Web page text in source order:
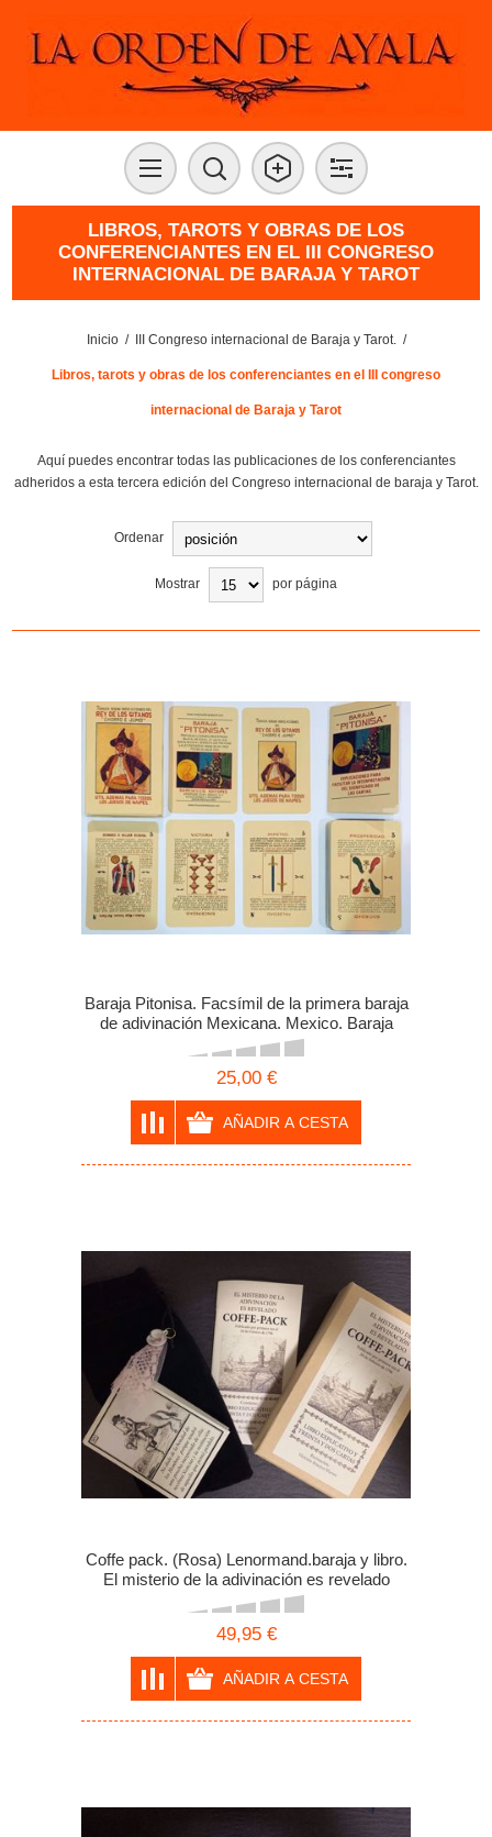
LIBROS, TAROTS Y OBRAS DE LOS
CONFERENCIANTES EN EL III CONGRESO
INTERNACIONAL DE BARAJA Y TAROT
Inicio / III Congreso internacional de Baraja y Tarot. /
Libros, tarots y obras de los conferenciantes en el III congreso
internacional de Baraja y Tarot
Aquí puedes encontrar todas las publicaciones de los conferenciantes
adheridos a esta tercera edición del Congreso internacional de baraja y Tarot.
Ordenar
Mostrar por página
Baraja Pitonisa. Facsímil de la primera baraja
de adivinación Mexicana. Mexico. Baraja
Gitana.
25,00 €
Coffe pack. (Rosa) Lenormand.baraja y libro.
El misterio de la adivinación es revelado
49,95 €